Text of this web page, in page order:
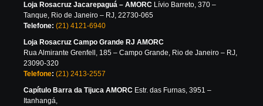
Loja Rosacruz Jacarepaguá – AMORC Lívio Barreto, 370 –
Tanque, Rio de Janeiro – RJ, 22730-065
Telefone: (21) 4121-6940
Loja Rosacruz Campo Grande RJ AMORC
Rua Almirante Grenfell, 185 – Campo Grande, Rio de Janeiro – RJ,
23090-320
Telefone: (21) 2413-2557
Capítulo Barra da Tijuca AMORC Estr. das Furnas, 3951 –
Itanhangá,